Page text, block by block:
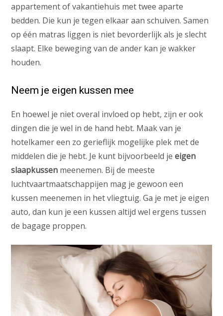
appartement of vakantiehuis met twee aparte
bedden. Die kun je tegen elkaar aan schuiven. Samen
op één matras liggen is niet bevorderlijk als je slecht
slaapt. Elke beweging van de ander kan je wakker
houden.
Neem je eigen kussen mee
En hoewel je niet overal invloed op hebt, zijn er ook
dingen die je wel in de hand hebt. Maak van je
hotelkamer een zo gerieflijk mogelijke plek met de
middelen die je hebt. Je kunt bijvoorbeeld jeeigen
slaapkussen meenemen. Bij de meeste
luchtvaartmaatschappijen mag je gewoon een
kussen meenemen in het vliegtuig. Ga je met je eigen
auto, dan kun je een kussen altijd wel ergens tussen
de bagage proppen.